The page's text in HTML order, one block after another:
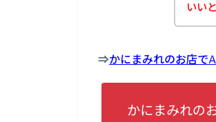
いい
⇒かにまみれのお店で
かにまみれの